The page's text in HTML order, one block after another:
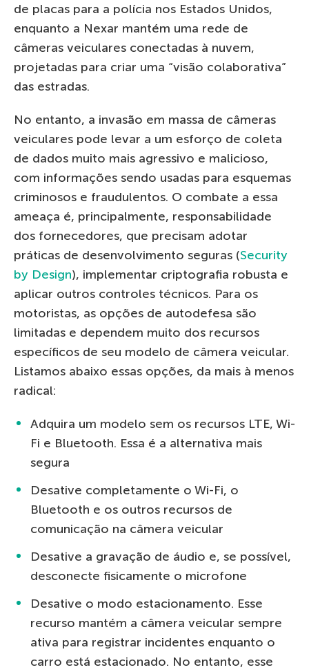
de placas para a polícia nos Estados Unidos,
enquanto a Nexar mantém uma rede de
câmeras veiculares conectadas à nuvem,
projetadas para criar uma “visão colaborativa”
das estradas.
No entanto, a invasão em massa de câmeras
veiculares pode levar a um esforço de coleta
de dados muito mais agressivo e malicioso,
com informações sendo usadas para esquemas
criminosos e fraudulentos. O combate a essa
ameaça é, principalmente, responsabilidade
dos fornecedores, que precisam adotar
práticas de desenvolvimento seguras (Security
by Design), implementar criptografia robusta e
aplicar outros controles técnicos. Para os
motoristas, as opções de autodefesa são
limitadas e dependem muito dos recursos
específicos de seu modelo de câmera veicular.
Listamos abaixo essas opções, da mais à menos
radical:
Adquira um modelo sem os recursos LTE, Wi-
Fi e Bluetooth. Essa é a alternativa mais
segura
Desative completamente o Wi-Fi, o
Bluetooth e os outros recursos de
comunicação na câmera veicular
Desative a gravação de áudio e, se possível,
desconecte fisicamente o microfone
Desative o modo estacionamento. Esse
recurso mantém a câmera veicular sempre
ativa para registrar incidentes enquanto o
carro está estacionado. No entanto, esse